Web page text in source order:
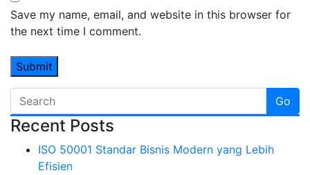
Save my name, email, and website in this browser for
the next time I comment.
Go
Recent Posts
ISO 50001 Standar Bisnis Modern yang Lebih
Efisien